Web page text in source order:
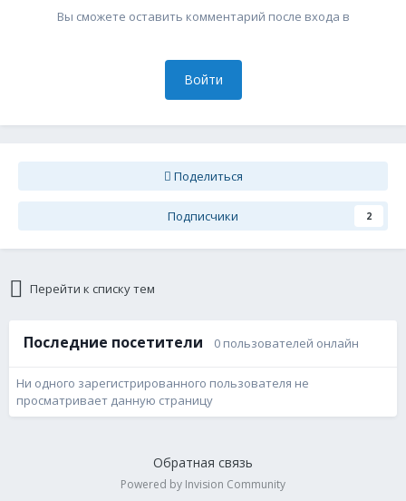
Вы сможете оставить комментарий после входа в
Войти
Поделиться
Подписчики 2
Перейти к списку тем
Последние посетители 0 пользователей онлайн
Ни одного зарегистрированного пользователя не
просматривает данную страницу
Обратная связь
Powered by Invision Community